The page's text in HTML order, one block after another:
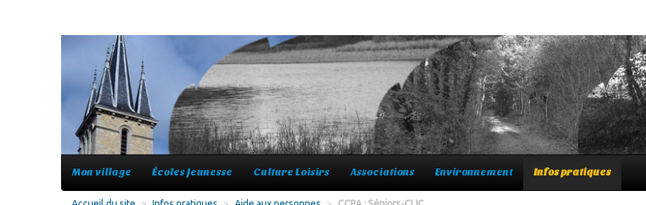
Mon village Écoles Jeunesse Culture Loisirs Associations Environnement Infos pratiques